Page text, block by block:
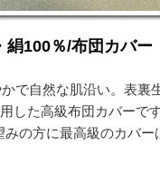
絹100％/布団カバー
で自然な肌沿い。表裏
した高級布団カバーで
みの方に最高級のカバー